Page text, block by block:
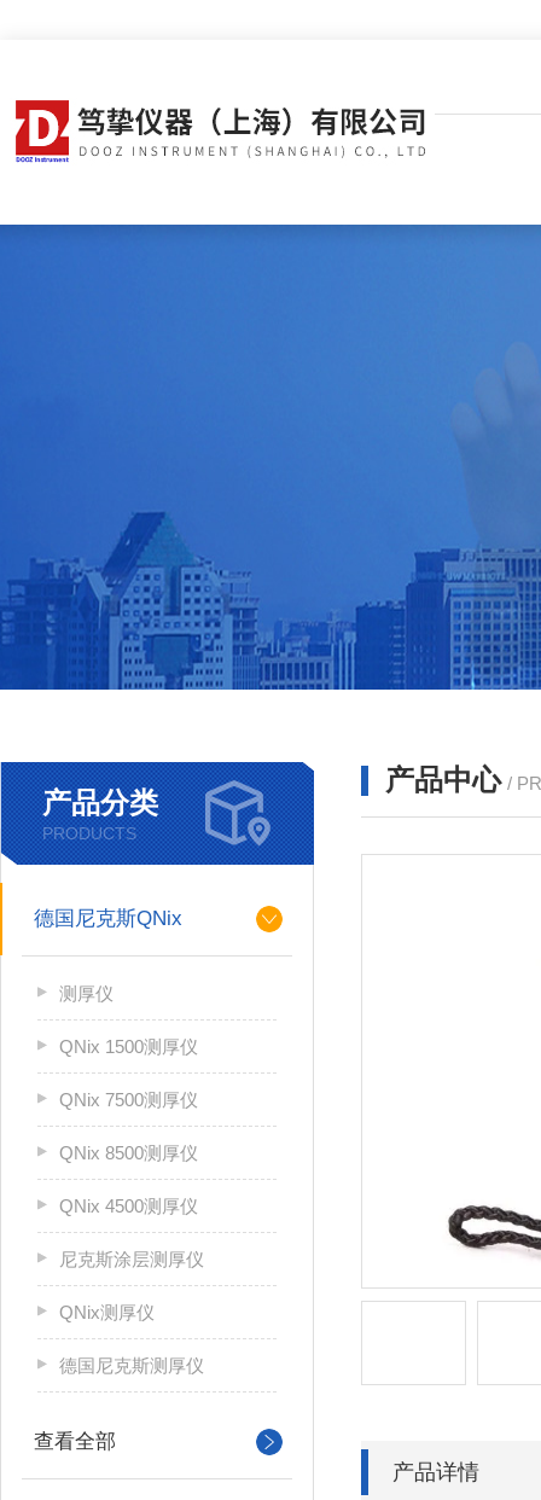
产品分类
PRODUCTS
德国尼克斯QNix
测厚仪
QNix 1500测厚仪
QNix 7500测厚仪
QNix 8500测厚仪
QNix 4500测厚仪
尼克斯涂层测厚仪
QNix测厚仪
德国尼克斯测厚仪
查看全部
产品中心 /
产品详情